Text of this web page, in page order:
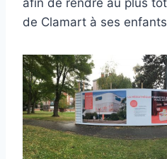
afin de rendre au plus
de Clamart à ses